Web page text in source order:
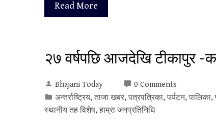
Read More
२७ वर्षपछि आजदेखि टीकापुर -
Bhajani Today
0 Comments
अन्तर्राष्ट्रिय, ताजा खबर, पत्रपत्रिका, पर्यटन, पालिका,
स्थानीय तह विशेष, हाम्रा जनप्रतिनिधि